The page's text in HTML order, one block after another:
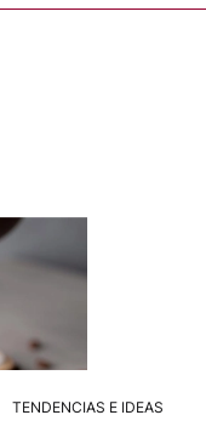
Skip
TENDENCIAS E IDEAS